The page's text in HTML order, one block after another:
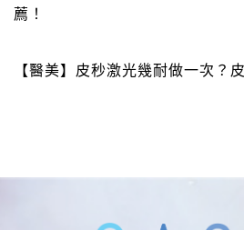
薦！
【醫美】皮秒激光幾耐做一次？